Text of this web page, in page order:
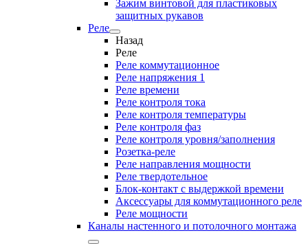
Зажим винтовой для пластиковых
защитных рукавов
Реле
Назад
Реле
Реле коммутационное
Реле напряжения 1
Реле времени
Реле контроля тока
Реле контроля температуры
Реле контроля фаз
Реле контроля уровня/заполнения
Розетка-реле
Реле направления мощности
Реле твердотельное
Блок-контакт с выдержкой времени
Аксессуары для коммутационного реле
Реле мощности
Каналы настенного и потолочного монтажа